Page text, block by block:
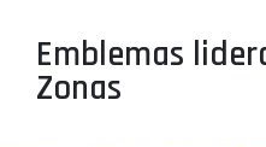
LIGA BETCLIC
Emblemas
Zonas